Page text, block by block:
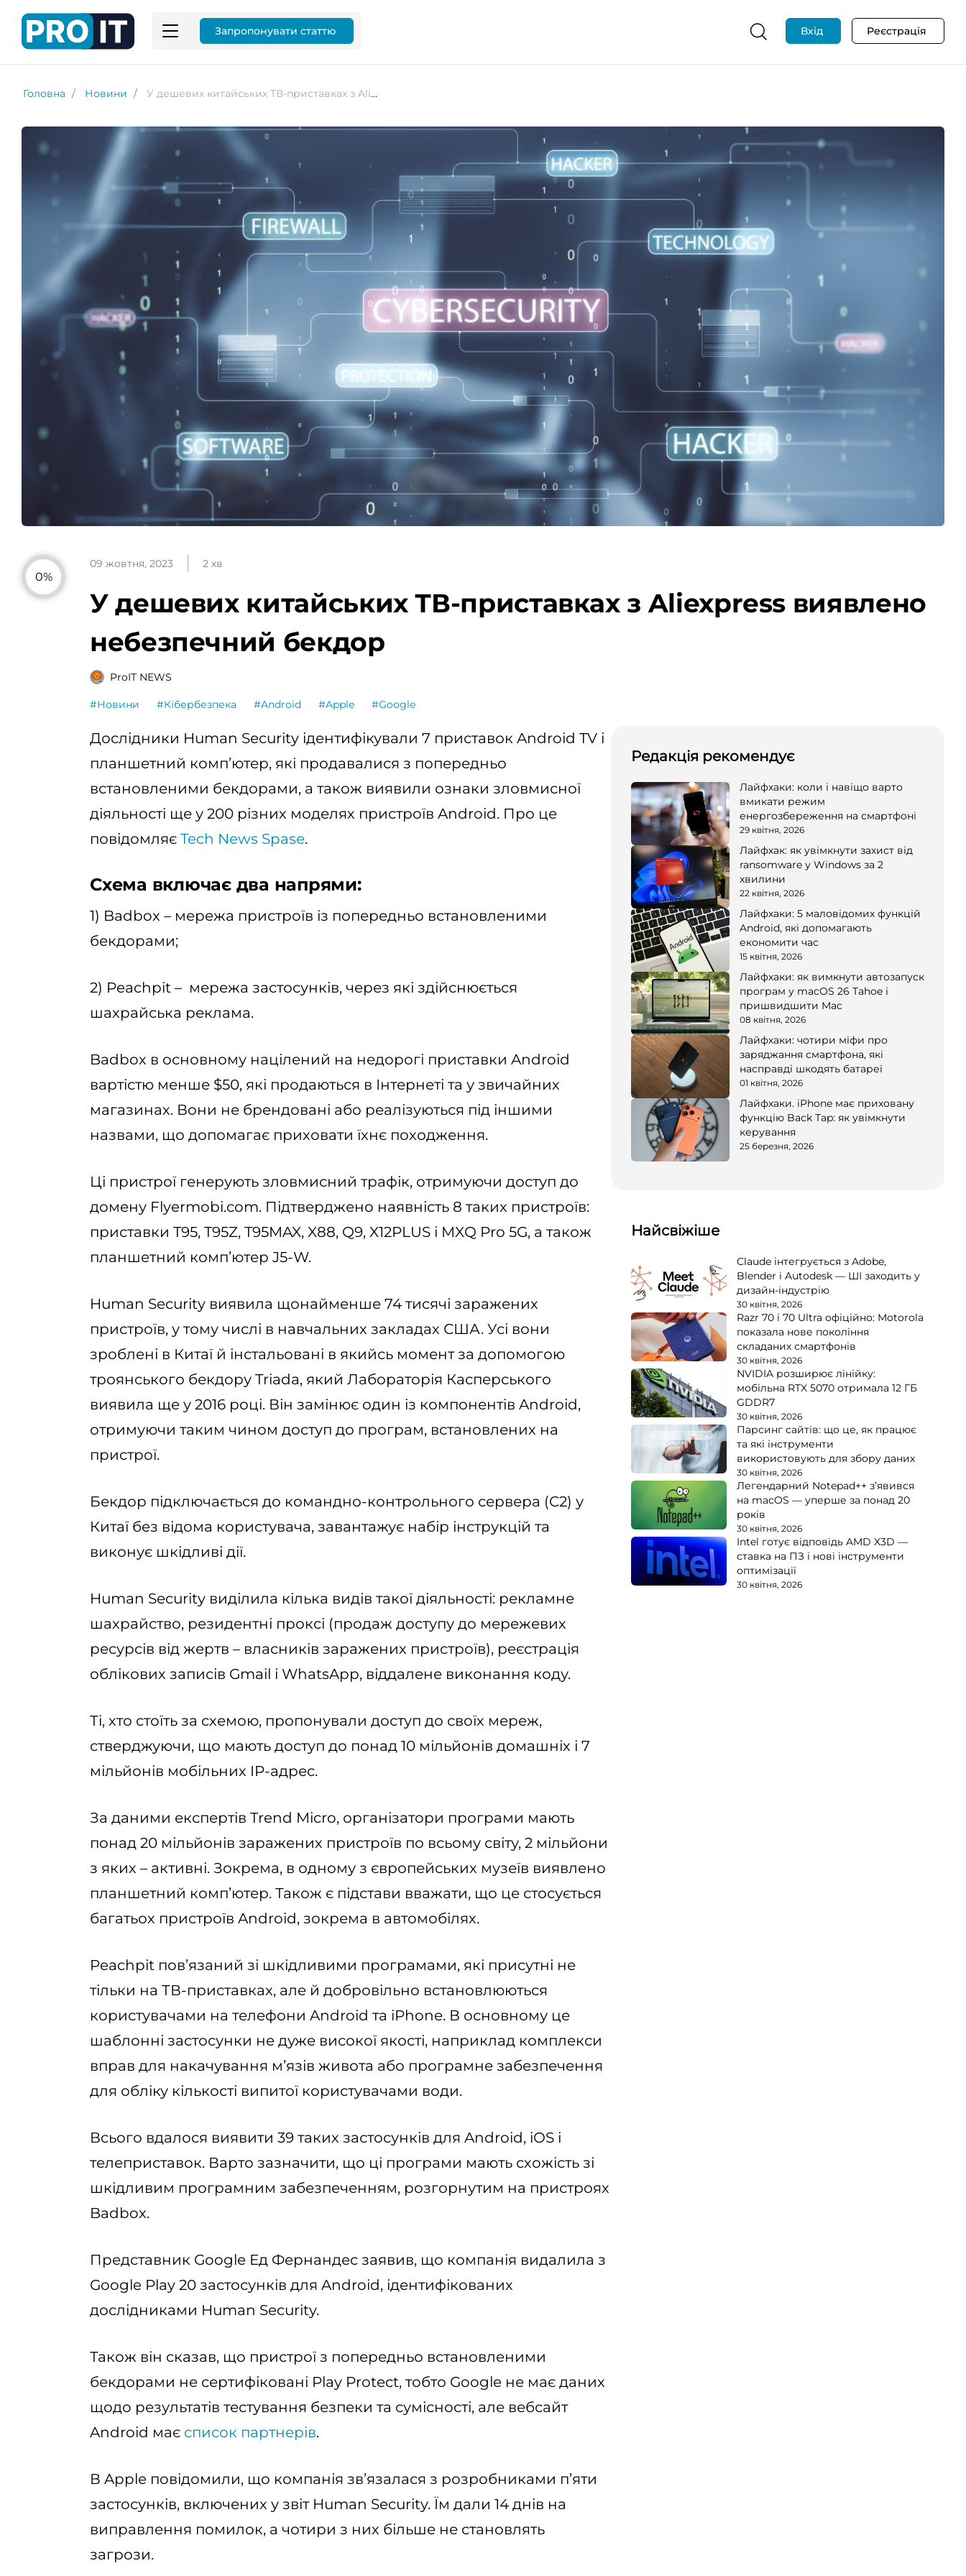
Запропонувати статтю Вхід Реєстрація
Головна Новини У дешевих китайських ТВ-приставках з Aliexpress виявлено небезпечний бекдор
0%
09 жовтня, 2023 2 хв
У дешевих китайських ТВ-приставках з Aliexpress виявлено
небезпечний бекдор
ProIT NEWS
#Новини #Кібербезпека #Android #Apple #Google
Дослідники Human Security ідентифікували 7 приставок Android TV і
планшетний комп’ютер, які продавалися з попередньо
встановленими бекдорами, а також виявили ознаки зловмисної
діяльності ще у 200 різних моделях пристроїв Android. Про це
повідомляє Tech News Spase.
Схема включає два напрями:
1) Badbox – мережа пристроїв із попередньо встановленими
бекдорами;
2) Peachpit – мережа застосунків, через які здійснюється
шахрайська реклама.
Badbox в основному націлений на недорогі приставки Android
вартістю менше $50, які продаються в Інтернеті та у звичайних
магазинах. Вони не брендовані або реалізуються під іншими
назвами, що допомагає приховати їхнє походження.
Ці пристрої генерують зловмисний трафік, отримуючи доступ до
домену Flyermobi.com. Підтверджено наявність 8 таких пристроїв:
приставки T95, T95Z, T95MAX, X88, Q9, X12PLUS і MXQ Pro 5G, а також
планшетний комп’ютер J5-W.
Human Security виявила щонайменше 74 тисячі заражених
пристроїв, у тому числі в навчальних закладах США. Усі вони
зроблені в Китаї й інстальовані в якийсь момент за допомогою
троянського бекдору Triada, який Лабораторія Касперського
виявила ще у 2016 році. Він замінює один із компонентів Android,
отримуючи таким чином доступ до програм, встановлених на
пристрої.
Бекдор підключається до командно-контрольного сервера (C2) у
Китаї без відома користувача, завантажує набір інструкцій та
виконує шкідливі дії.
Human Security виділила кілька видів такої діяльності: рекламне
шахрайство, резидентні проксі (продаж доступу до мережевих
ресурсів від жертв – власників заражених пристроїв), реєстрація
облікових записів Gmail і WhatsApp, віддалене виконання коду.
Ті, хто стоїть за схемою, пропонували доступ до своїх мереж,
стверджуючи, що мають доступ до понад 10 мільйонів домашніх і 7
мільйонів мобільних IP-адрес.
За даними експертів Trend Micro, організатори програми мають
понад 20 мільйонів заражених пристроїв по всьому світу, 2 мільйони
з яких – активні. Зокрема, в одному з європейських музеїв виявлено
планшетний комп’ютер. Також є підстави вважати, що це стосується
багатьох пристроїв Android, зокрема в автомобілях.
Peachpit пов’язаний зі шкідливими програмами, які присутні не
тільки на ТВ-приставках, але й добровільно встановлюються
користувачами на телефони Android та iPhone. В основному це
шаблонні застосунки не дуже високої якості, наприклад комплекси
вправ для накачування м’язів живота або програмне забезпечення
для обліку кількості випитої користувачами води.
Всього вдалося виявити 39 таких застосунків для Android, iOS і
телеприставок. Варто зазначити, що ці програми мають схожість зі
шкідливим програмним забезпеченням, розгорнутим на пристроях
Badbox.
Представник Google Ед Фернандес заявив, що компанія видалила з
Google Play 20 застосунків для Android, ідентифікованих
дослідниками Human Security.
Також він сказав, що пристрої з попередньо встановленими
бекдорами не сертифіковані Play Protect, тобто Google не має даних
щодо результатів тестування безпеки та сумісності, але вебсайт
Android має список партнерів.
В Apple повідомили, що компанія зв’язалася з розробниками п’яти
застосунків, включених у звіт Human Security. Їм дали 14 днів на
виправлення помилок, а чотири з них більше не становлять
загрози.
Редакція рекомендує
Лайфхаки: коли і навіщо варто
вмикати режим
енергозбереження на смартфоні
29 квітня, 2026
Лайфхак: як увімкнути захист від
ransomware у Windows за 2
хвилини
22 квітня, 2026
Лайфхаки: 5 маловідомих функцій
Android, які допомагають
економити час
15 квітня, 2026
Лайфхаки: як вимкнути автозапуск
програм у macOS 26 Tahoe і
пришвидшити Mac
08 квітня, 2026
Лайфхаки: чотири міфи про
заряджання смартфона, які
насправді шкодять батареї
01 квітня, 2026
Лайфхаки. iPhone має приховану
функцію Back Tap: як увімкнути
керування
25 березня, 2026
Найсвіжіше
Claude інтегрується з Adobe,
Blender і Autodesk — ШІ заходить у
дизайн-індустрію
30 квітня, 2026
Razr 70 і 70 Ultra офіційно: Motorola
показала нове покоління
складаних смартфонів
30 квітня, 2026
NVIDIA розширює лінійку:
мобільна RTX 5070 отримала 12 ГБ
GDDR7
30 квітня, 2026
Парсинг сайтів: що це, як працює
та які інструменти
використовують для збору даних
30 квітня, 2026
Легендарний Notepad++ з’явився
на macOS — уперше за понад 20
років
30 квітня, 2026
Intel готує відповідь AMD X3D —
ставка на ПЗ і нові інструменти
оптимізації
30 квітня, 2026